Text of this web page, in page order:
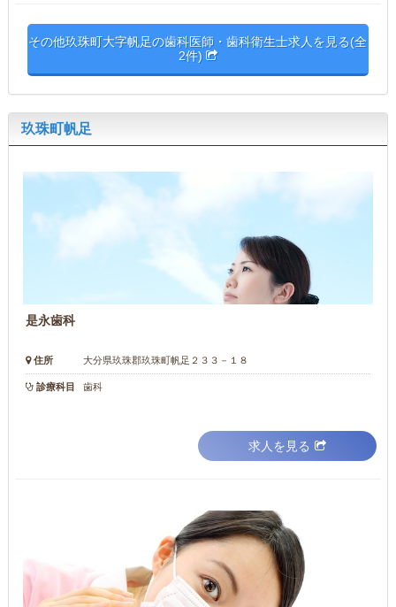
その他玖珠町大字帆足の歯科医師・歯科衛生士求人を見る(全
2件)
玖珠町帆足
是永歯科
住所 大分県玖珠郡玖珠町帆足２３３－１８
診療科目 歯科
求人を見る